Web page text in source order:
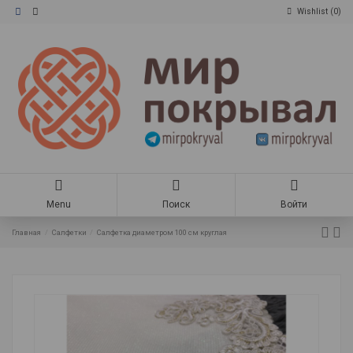
Wishlist (0)
Menu Поиск Войти
Главная Салфетки Салфетка диаметром 100 см круглая